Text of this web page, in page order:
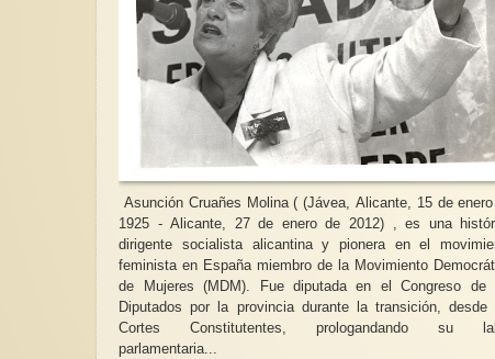
Asunción Cruañes Molina ( (Jávea, Alicante, 15 de
1925 - Alicante, 27 de enero de 2012) , es una
dirigente socialista alicantina y pionera en el
feminista en España miembro de la Movimiento
de Mujeres (MDM). Fue diputada en el Congreso de
Diputados por la provincia durante la transición, desde
Cortes Constitutentes, prologandando su
parlamentaria...